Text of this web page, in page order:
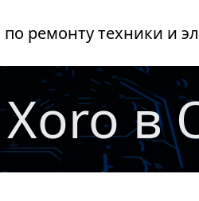
ремонту техники и
в